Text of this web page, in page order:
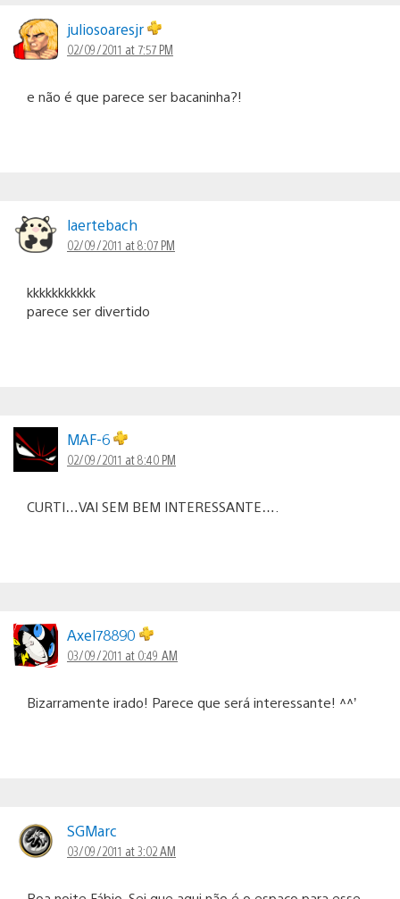
juliosoaresjr
02/09/2011 at 7:57 PM
e não é que parece ser bacaninha?!
laertebach
02/09/2011 at 8:07 PM
kkkkkkkkkkk
parece ser divertido
MAF-6
02/09/2011 at 8:40 PM
CURTI…VAI SEM BEM INTERESSANTE….
Axel78890
03/09/2011 at 0:49 AM
Bizarramente irado! Parece que será interessante! ^^’
SGMarc
03/09/2011 at 3:02 AM